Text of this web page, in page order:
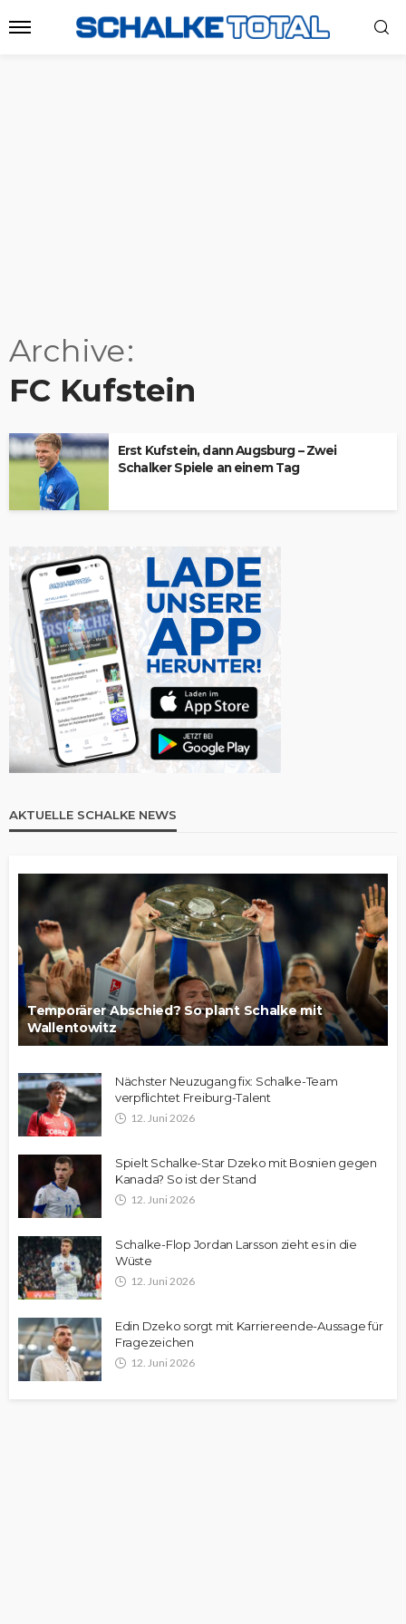
Archive
FC Kufstein
Erst Kufstein, dann Augsburg – Zwei
Schalker Spiele an einem Tag
AKTUELLE SCHALKE NEWS
Temporärer Abschied? So plant Schalke mit
Wallentowitz
Nächster Neuzugang fix: Schalke-Team
verpflichtet Freiburg-Talent
12. Juni 2026
Spielt Schalke-Star Dzeko mit Bosnien gegen
Kanada? So ist der Stand
12. Juni 2026
Schalke-Flop Jordan Larsson zieht es in die
Wüste
12. Juni 2026
Edin Dzeko sorgt mit Karriereende-Aussage für
Fragezeichen
12. Juni 2026